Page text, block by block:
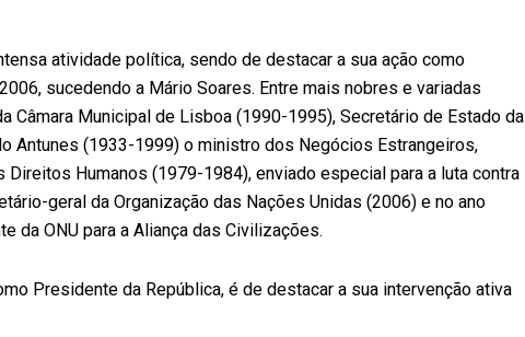
atividade política, sendo de destacar a sua ação como
sucedendo a Mário Soares. Entre mais nobres e variadas
Câmara Municipal de Lisboa (1990-1995), Secretário de Estado da
Antunes (1933-1999) o ministro dos Negócios Estrangeiros,
Humanos (1979-1984), enviado especial para a luta contra
geral da Organização das Nações Unidas (2006) e no ano
da ONU para a Aliança das Civilizações.
Presidente da República, é de destacar a sua intervenção ativa